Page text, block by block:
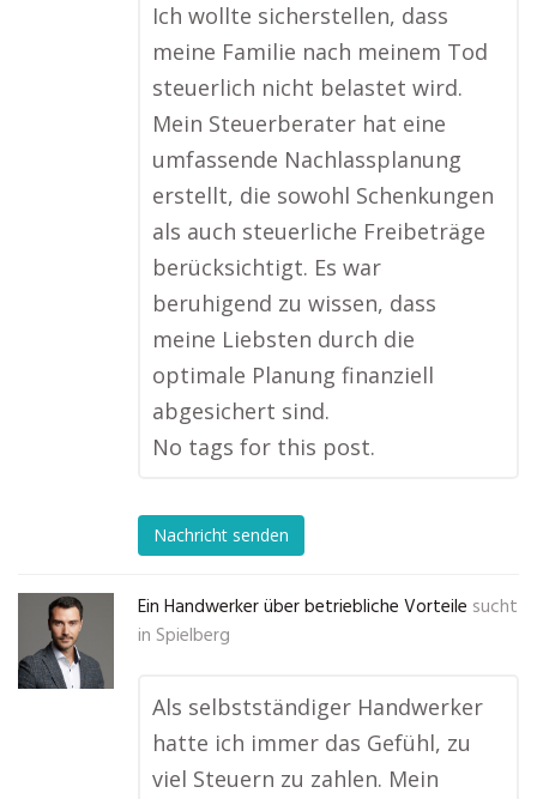
Ich wollte sicherstellen, dass
meine Familie nach meinem Tod
steuerlich nicht belastet wird.
Mein Steuerberater hat eine
umfassende Nachlassplanung
erstellt, die sowohl Schenkungen
als auch steuerliche Freibeträge
berücksichtigt. Es war
beruhigend zu wissen, dass
meine Liebsten durch die
optimale Planung finanziell
abgesichert sind.
No tags for this post.
Nachricht senden
Ein Handwerker über betriebliche Vorteile sucht
in Spielberg
Als selbstständiger Handwerker
hatte ich immer das Gefühl, zu
viel Steuern zu zahlen. Mein